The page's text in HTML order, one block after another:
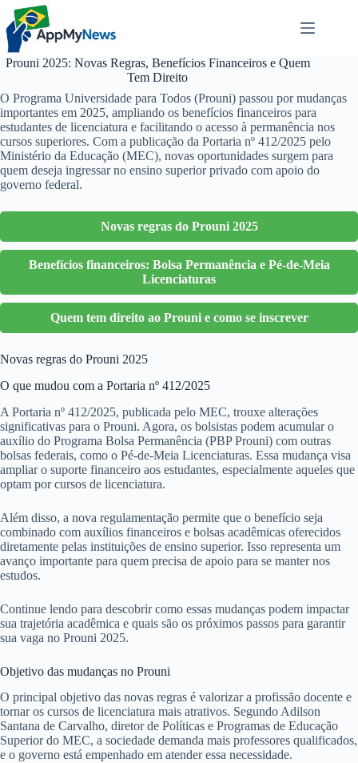
Pular
para
conteúdo
Prouni 2025: Novas Regras, Benefícios Financeiros e Quem
Tem Direito
O Programa Universidade para Todos (Prouni) passou por mudanças
importantes em 2025, ampliando os benefícios financeiros para
estudantes de licenciatura e facilitando o acesso à permanência nos
cursos superiores. Com a publicação da Portaria nº 412/2025 pelo
Ministério da Educação (MEC), novas oportunidades surgem para
quem deseja ingressar no ensino superior privado com apoio do
governo federal.
Novas regras do Prouni 2025
Benefícios financeiros: Bolsa Permanência e Pé-de-Meia
Licenciaturas
Quem tem direito ao Prouni e como se inscrever
Novas regras do Prouni 2025
O que mudou com a Portaria nº 412/2025
A Portaria nº 412/2025, publicada pelo MEC, trouxe alterações
significativas para o Prouni. Agora, os bolsistas podem acumular o
auxílio do Programa Bolsa Permanência (PBP Prouni) com outras
bolsas federais, como o Pé-de-Meia Licenciaturas. Essa mudança visa
ampliar o suporte financeiro aos estudantes, especialmente aqueles que
optam por cursos de licenciatura.
Além disso, a nova regulamentação permite que o benefício seja
combinado com auxílios financeiros e bolsas acadêmicas oferecidos
diretamente pelas instituições de ensino superior. Isso representa um
avanço importante para quem precisa de apoio para se manter nos
estudos.
Continue lendo para descobrir como essas mudanças podem impactar
sua trajetória acadêmica e quais são os próximos passos para garantir
sua vaga no Prouni 2025.
Objetivo das mudanças no Prouni
O principal objetivo das novas regras é valorizar a profissão docente e
tornar os cursos de licenciatura mais atrativos. Segundo Adilson
Santana de Carvalho, diretor de Políticas e Programas de Educação
Superior do MEC, a sociedade demanda mais professores qualificados,
e o governo está empenhado em atender essa necessidade.